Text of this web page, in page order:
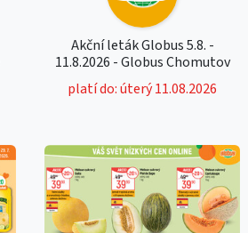
Akční leták Globus 5.8. -
11.8.2026 - Globus Chomutov
platí do: úterý 11.08.2026